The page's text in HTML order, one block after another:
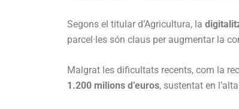
Segons el titular d’Agricultura, la
parcel·les són claus per augmentar la
Malgrat les dificultats recents, com la
1.200 milions d’euros, sustentat en